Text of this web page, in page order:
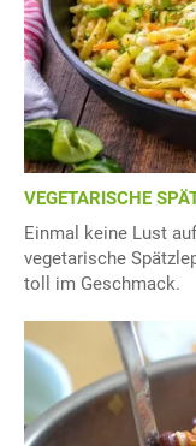
VEGETARISCHE
Einmal keine Lust
vegetarische
toll im Geschmack.